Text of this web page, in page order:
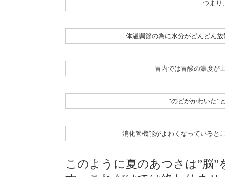
つまり
体温調節の為に水分がどんどん
胃内では胃酸の濃度が
”のどがかわいた”
消化管機能がよわくなっていると
このように夏のあつさは”脳